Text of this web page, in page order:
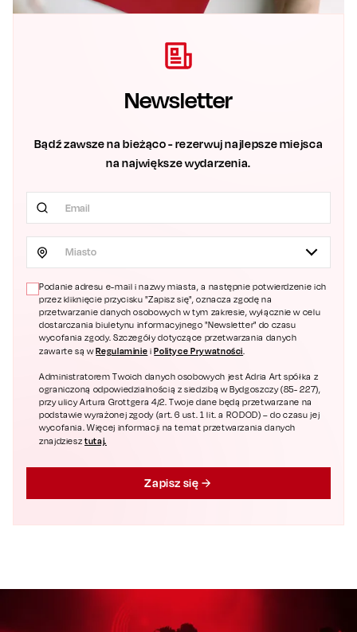
Newsletter
Bądź zawsze na bieżąco - rezerwuj najlepsze miejsca
na największe wydarzenia.
Miasto
Podanie adresu e-mail i nazwy miasta, a następnie potwierdzenie ich
przez kliknięcie przycisku "Zapisz się", oznacza zgodę na
przetwarzanie danych osobowych w tym zakresie, wyłącznie w celu
dostarczania biuletynu informacyjnego "Newsletter" do czasu
wycofania zgody. Szczegóły dotyczące przetwarzania danych
zawarte są wRegulaminie i Polityce Prywatności.
Administratorem Twoich danych osobowych jest Adria Art spółka z
ograniczoną odpowiedzialnością z siedzibą w Bydgoszczy (85- 227),
przy ulicy Artura Grottgera 4/2. Twoje dane będą przetwarzane na
podstawie wyrażonej zgody (art. 6 ust. 1 lit. a RODOD) – do czasu jej
wycofania. Więcej informacji na temat przetwarzania danych
znajdziesztutaj.
Zapisz się